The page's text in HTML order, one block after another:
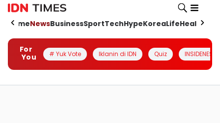
HomeNewsBusinessSportTechHypeKoreaLifeHealth
For
You
# Yuk Vote Iklanin di IDN Quiz INSIDENESIA